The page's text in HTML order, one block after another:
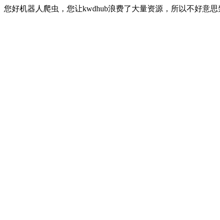
您好机器人爬虫，您让kwdhub浪费了大量资源，所以不好意思